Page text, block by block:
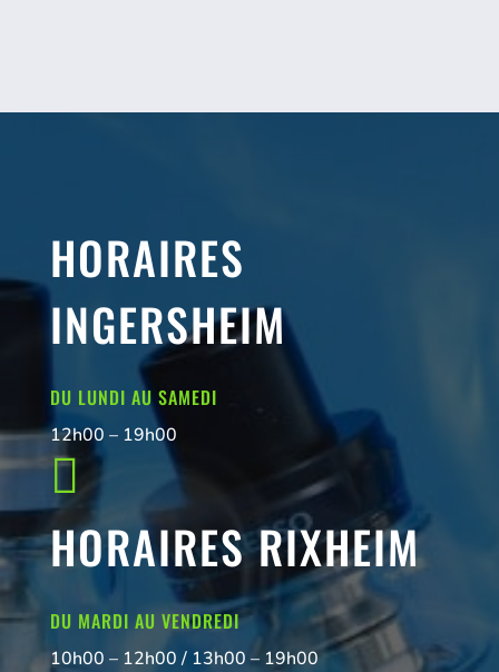
HORAIRES
INGERSHEIM
DU LUNDI AU SAMEDI
12h00 – 19h00

HORAIRES RIXHEIM
DU MARDI AU VENDREDI
10h00 – 12h00 / 13h00 – 19h00